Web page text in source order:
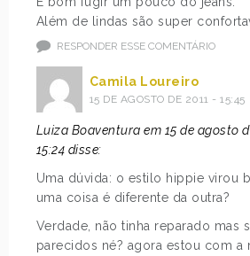
Além de lindas são super
RESPONDER ESSE COMENTÁRIO
Camila Loureiro
15 DE AGOSTO DE 2011 - 15:45
Luiza Boaventura em 15 de agosto
15:24 disse:
Uma dúvida: o estilo hippie virou
uma coisa é diferente da outra?
Verdade, não tinha reparado mas
parecidos né? agora estou com a